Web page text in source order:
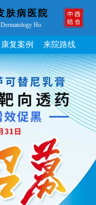
肤病医院
Ho
康复案例 来院路线